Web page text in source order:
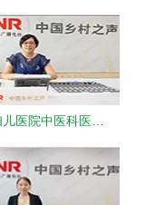
医院中医科医…